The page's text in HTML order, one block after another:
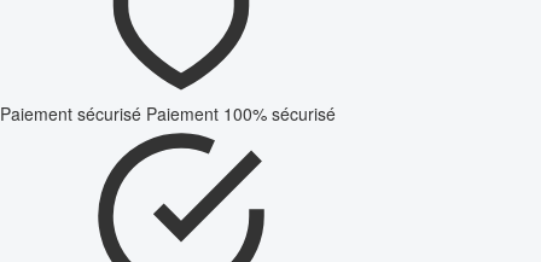
Paiement sécurisé Paiement 100% sécurisé